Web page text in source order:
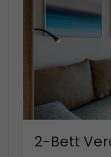
2-Bett